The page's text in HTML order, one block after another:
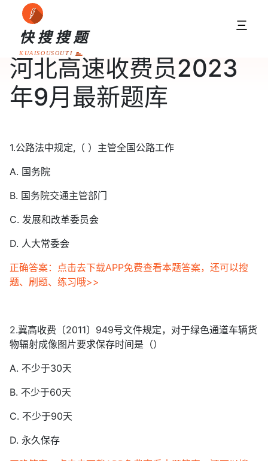
快搜搜题
KUAISOUSOUTI
三
河北高速收费员2023
年9月最新题库
1.公路法中规定,（ ）主管全国公路工作
A. 国务院
B. 国务院交通主管部门
C. 发展和改革委员会
D. 人大常委会
正确答案：点击去下载APP免费查看本题答案，还可以搜
题、刷题、练习哦>>
2.冀高收费〔2011〕949号文件规定，对于绿色通道车辆货
物辐射成像图片要求保存时间是（）
A. 不少于30天
B. 不少于60天
C. 不少于90天
D. 永久保存